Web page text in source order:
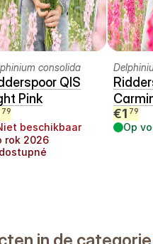
consolida
QIS
Pink
79
beschikbaar
rok 2026
€1 79
Op